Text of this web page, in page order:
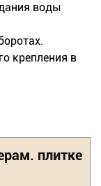
воды
крепления в
плитке